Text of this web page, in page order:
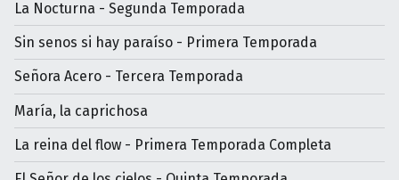
La Nocturna - Segunda Temporada
Sin senos si hay paraíso - Primera Temporada
Señora Acero - Tercera Temporada
María, la caprichosa
La reina del flow - Primera Temporada Completa